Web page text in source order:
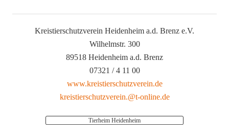
Kreistierschutzverein Heidenheim a.d. Brenz e.V.
Wilhelmstr. 300
89518 Heidenheim a.d. Brenz
07321 / 4 11 00
www.kreistierschutzverein.de
kreistierschutzverein.@t-online.de
Tierheim Heidenheim